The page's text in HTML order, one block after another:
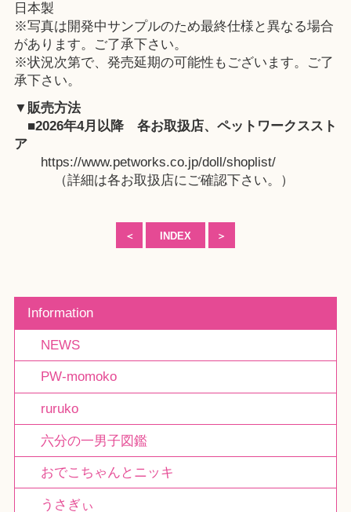
日本製
※写真は開発中サンプルのため最終仕様と異なる場合
があります。ご了承下さい。
※状況次第で、発売延期の可能性もございます。ご了
承下さい。
▼販売方法
■2026年4月以降 各お取扱店、 ペットワークススト
ア
https://www.petworks.co.jp/doll/shoplist/
（詳細は各お取扱店にご確認下さい。）
＜ INDEX ＞
Information
NEWS
PW-momoko
ruruko
六分の一男子図鑑
おでこちゃんとニッキ
うさぎぃ